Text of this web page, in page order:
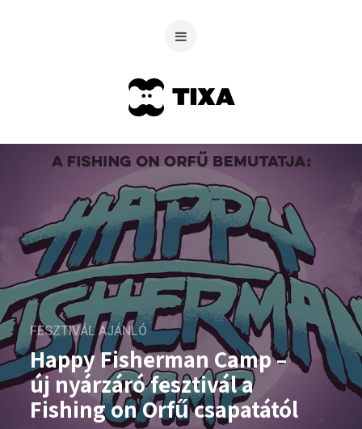
FESZTIVÁL AJÁNLÓ
Happy Fisherman Camp –
új nyárzáró fesztivál a
Fishing on Orfű csapatától